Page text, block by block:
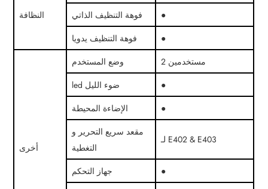
النظافة
فوهة التنظيف الذاتي
●
فوهة التنظيف يدويا
●
أخرى
وضع المستخدم
2 مستخدمين
led ضوء الليل
●
الإضاءة المحيطة
●
مقعد سريع التحرير و
التغطية
لـ E402 & E403
جهاز التحكم
●